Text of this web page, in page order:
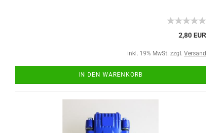
2,80 EUR
inkl. 19% MwSt. zzgl. Versand
IN DEN WARENKORB